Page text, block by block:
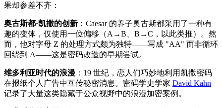
果却参差不齐：
奥古斯都·凯撒的创新 ：Caesar 的养子奥古斯都采用了一种有
趣的变体，仅使用一位偏移（A→B、B→C，以此类推）。然
而，他对字母 Z 的处理方式颇为独特——写成 "AA" 而非循环
回绕到 A——这是密码改造的早期尝试。
维多利亚时代的浪漫 ：19 世纪，恋人们巧妙地利用凯撒密码
在报纸个人广告中互传秘密消息。密码学史学家 David Kahn
记录了大量这类隐藏于公众视野中的浪漫加密案例。